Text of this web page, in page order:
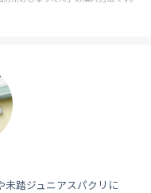
踏ジュニアスパクリに